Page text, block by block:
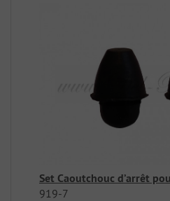
Set Caoutchouc d’arrêt
919-7